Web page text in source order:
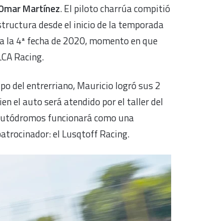
Martínez. El piloto charrúa compitió
desde el inicio de la temporada
la 4ª fecha de 2020, momento en que
Racing.
del entrerriano, Mauricio logró sus 2
el auto será atendido por el taller del
funcionará como una
el Lusqtoff Racing.